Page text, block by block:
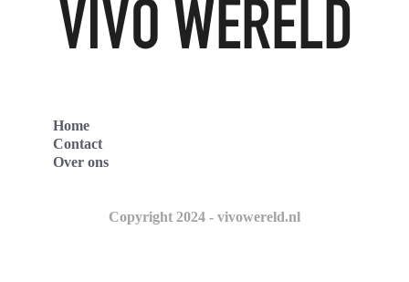
Home
Contact
Over ons
Copyright 2024 - vivowereld.nl